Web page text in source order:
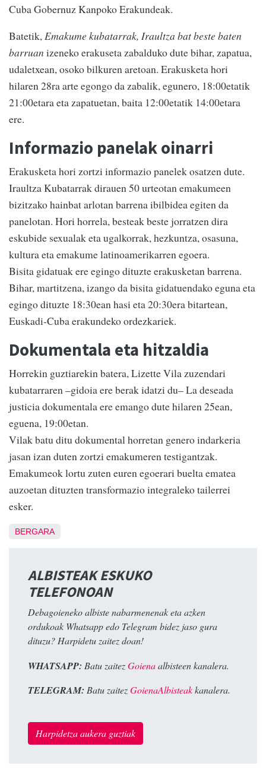
Cuba Gobernuz Kanpoko Erakundeak.
Batetik,Emakume kubatarrak, Iraultza bat beste baten
barruan izeneko erakuseta zabalduko dute bihar, zapatua,
udaletxean, osoko bilkuren aretoan. Erakusketa hori
hilaren 28ra arte egongo da zabalik, egunero, 18:00etatik
21:00etara eta zapatuetan, baita 12:00etatik 14:00etara
ere.
Informazio panelak oinarri
Erakusketa hori zortzi informazio panelek osatzen dute.
Iraultza Kubatarrak dirauen 50 urteotan emakumeen
bizitzako hainbat arlotan barrena ibilbidea egiten da
panelotan. Hori horrela, besteak beste jorratzen dira
eskubide sexualak eta ugalkorrak, hezkuntza, osasuna,
kultura eta emakume latinoamerikarren egoera.
Bisita gidatuak ere egingo dituzte erakusketan barrena.
Bihar, martitzena, izango da bisita gidatuendako eguna eta
egingo dituzte 18:30ean hasi eta 20:30era bitartean,
Euskadi-Cuba erakundeko ordezkariek.
Dokumentala eta hitzaldia
Horrekin guztiarekin batera, Lizette Vila zuzendari
kubatarraren –gidoia ere berak idatzi du– La deseada
justicia dokumentala ere emango dute hilaren 25ean,
eguena, 19:00etan.
Vilak batu ditu dokumental horretan genero indarkeria
jasan izan duten zortzi emakumeren testigantzak.
Emakumeok lortu zuten euren egoerari buelta ematea
auzoetan dituzten transformazio integraleko tailerrei
esker.
BERGARA
ALBISTEAK ESKUKO
TELEFONOAN
Debagoieneko albiste nabarmenenak eta azken
ordukoak Whatsapp edo Telegram bidez jaso gura
dituzu? Harpidetu zaitez doan!
WHATSAPP: Batu zaitezGoienaalbisteen kanalera.
TELEGRAM: Batu zaitezGoienaAlbisteakkanalera.
Harpidetza aukera guztiak